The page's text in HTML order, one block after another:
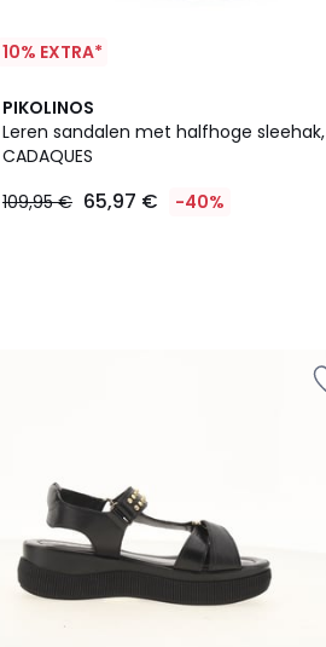
10% EXTRA*
PIKOLINOS
Leren sandalen met halfhoge sleehak,
CADAQUES
109,95 € 65,97 € -40%